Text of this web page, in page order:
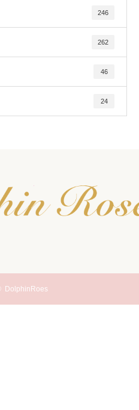
246
262
46
24
DolphinRoes